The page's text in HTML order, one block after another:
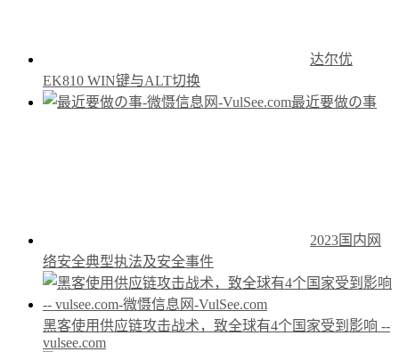
达尔优
EK810 WIN键与ALT切换
最近要做の事
2023国内网
络安全典型执法及安全事件
黑客使用供应链攻击战术，致全球有4个国家受到影响 --
vulsee.com